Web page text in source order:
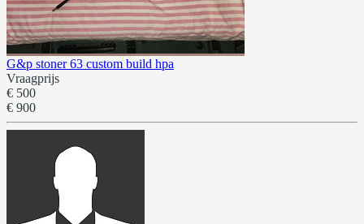
G&p stoner 63 custom build hpa
Vraagprijs
€ 500
€ 900